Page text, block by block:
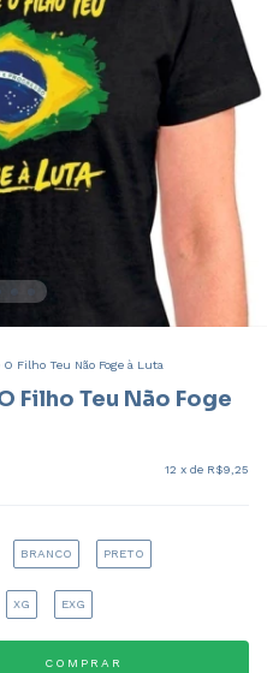
Filho Teu Não Foge à Luta
Filho Teu Não Foge
12 x de R$9,25
BRANCO PRETO
XG EXG